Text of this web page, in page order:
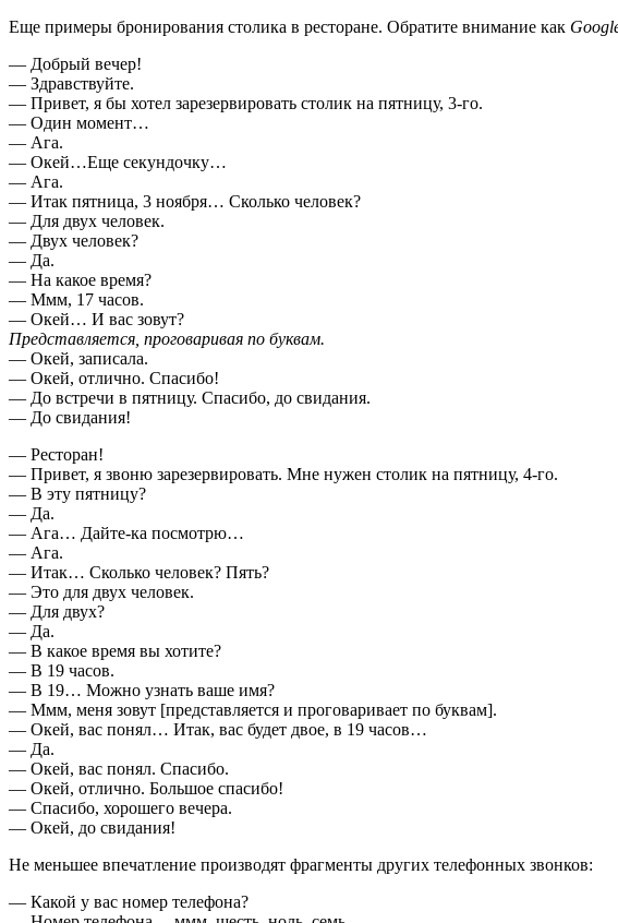
Еще примеры бронирования столика в ресторане. Обратите внимание как
— Добрый вечер!
— Здравствуйте.
— Привет, я бы хотел зарезервировать столик на пятницу, 3-го.
— Один момент…
— Ага.
— Окей…Еще секундочку…
— Ага.
— Итак пятница, 3 ноября… Сколько человек?
— Для двух человек.
— Двух человек?
— Да.
— На какое время?
— Ммм, 17 часов.
— Окей… И вас зовут?
Представляется, проговаривая по буквам.
— Окей, записала.
— Окей, отлично. Спасибо!
— До встречи в пятницу. Спасибо, до свидания.
— До свидания!
— Ресторан!
— Привет, я звоню зарезервировать. Мне нужен столик на пятницу, 4-го.
— В эту пятницу?
— Да.
— Ага… Дайте-ка посмотрю…
— Ага.
— Итак… Сколько человек? Пять?
— Это для двух человек.
— Для двух?
— Да.
— В какое время вы хотите?
— В 19 часов.
— В 19… Можно узнать ваше имя?
— Ммм, меня зовут [представляется и проговаривает по буквам].
— Окей, вас понял… Итак, вас будет двое, в 19 часов…
— Да.
— Окей, вас понял. Спасибо.
— Окей, отлично. Большое спасибо!
— Спасибо, хорошего вечера.
— Окей, до свидания!
Не меньшее впечатление производят фрагменты других телефонных звонков:
— Какой у вас номер телефона?